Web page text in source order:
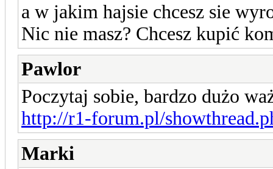
a w jakim hajsie chcesz sie
Nic nie masz? Chcesz kupić
Pawlor
Poczytaj sobie, bardzo dużo
http://r1-forum.pl/
Marki